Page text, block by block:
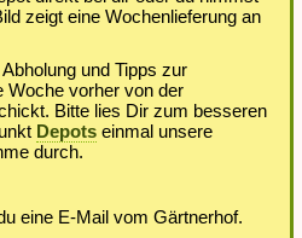
zeigt eine Wochenlieferung an
und Tipps zur
Woche vorher von der
Bitte lies Dir zum besseren
Depots einmal unsere
durch.
eine E-Mail vom Gärtnerhof.